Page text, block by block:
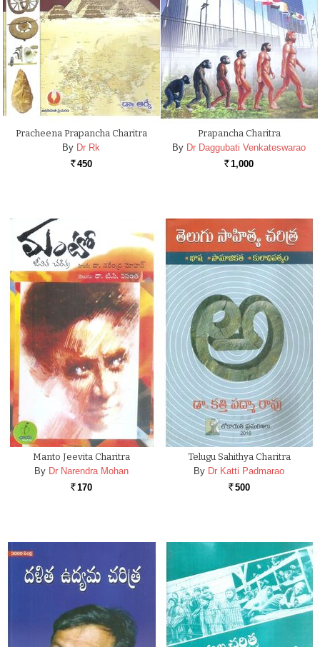
Pracheena Prapancha Charitra
By Dr Rk
Rs. 450
Prapancha Charitra
By Dr Daggubati Venkateswarao
Rs. 1,000
Manto Jeevita Charitra
By Dr Narendra Mohan
Rs. 170
Telugu Sahithya Charitra
By Dr Katti Padmarao
Rs. 500